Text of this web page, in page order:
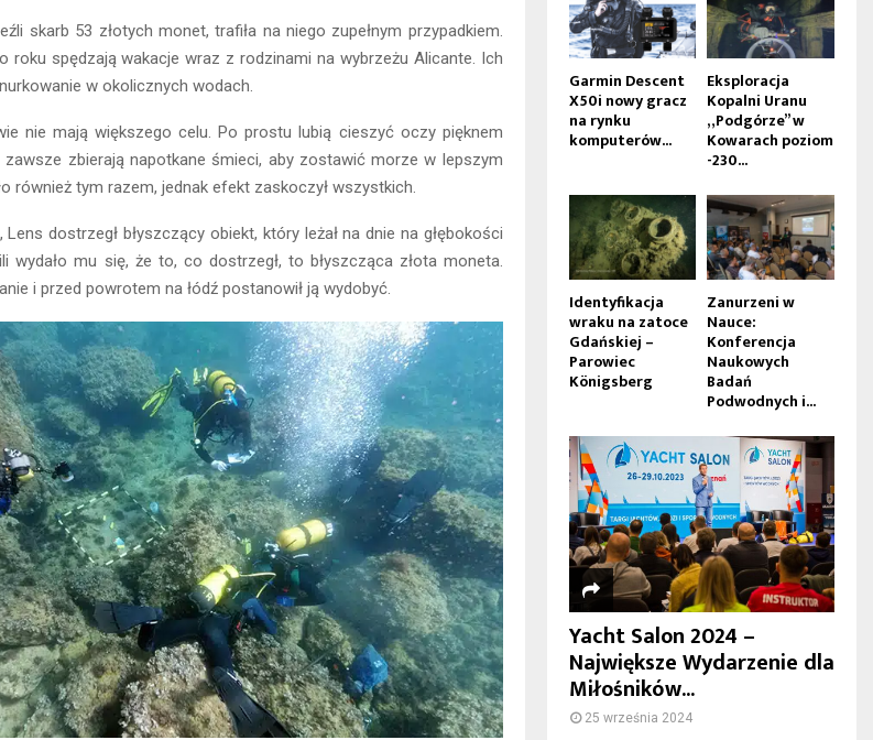
skarb 53 złotych monet, trafiła na niego zupełnym przypadkiem.
roku spędzają wakacje wraz z rodzinami na wybrzeżu Alicante. Ich
w okolicznych wodach.
nie mają większego celu. Po prostu lubią cieszyć oczy pięknem
zbierają napotkane śmieci, aby zostawić morze w lepszym
również tym razem, jednak efekt zaskoczył wszystkich.
dostrzegł błyszczący obiekt, który leżał na dnie na głębokości
wydało mu się, że to, co dostrzegł, to błyszcząca złota moneta.
i przed powrotem na łódź postanowił ją wydobyć.
Garmin Descent
X50i nowy gracz
na rynku
komputerów...
Eksploracja
Kopalni Uranu
„Podgórze” w
Kowarach poziom
-230...
Identyfikacja
wraku na zatoce
Gdańskiej –
Parowiec
Königsberg
Zanurzeni w
Nauce:
Konferencja
Naukowych
Badań
Podwodnych i...
Yacht Salon 2024 –
Największe Wydarzenie dla
Miłośników...
25 września 2024